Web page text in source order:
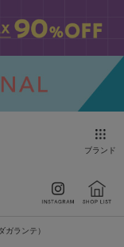
ブランド
ガランテ）